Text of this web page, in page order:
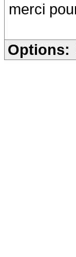
merci
Options: